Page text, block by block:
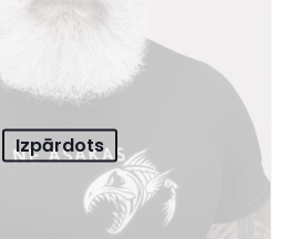
Izpārdots